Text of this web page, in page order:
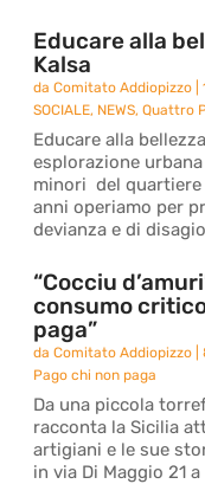
Educare alla
Kalsa
daComitato Addiopizzo |
SOCIALE, NEWS,Quattro
Educare alla
esplorazione
minori del quartiere
anni operiamo per
devianza e di
“Cocciu
consumo
paga”
daComitato Addiopizzo |
Pago chi non paga
Da una piccola
racconta la Sicilia
artigiani e le sue
in via Di Maggio 21